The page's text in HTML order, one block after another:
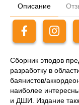
Описание
Сборник этюдов
разработку в
баянистов/
наиболее
и ДШИ. Издание